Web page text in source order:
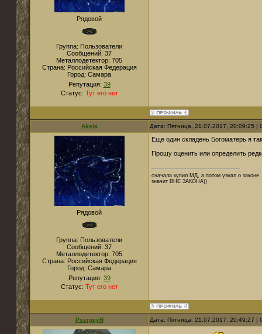
Рядовой
Группа: Пользователи
Сообщений: 37
Металлодетектор: 705
Страна: Российская Федерация
Город: Самара
Репутация: 39
Статус: Тут его нет
Akela Дата: Пятница, 21.07.2017, 20:09:25
Рядовой
Группа: Пользователи
Сообщений: 37
Металлодетектор: 705
Страна: Российская Федерация
Город: Самара
Репутация: 39
Статус: Тут его нет
Еще один складень Богоматерь я
Прошу оценить или определить
сначала купил МД, а потом узнал о законе.
значит ВНЕ ЗАКОНА))
PsergeyN Дата: Пятница, 21.07.2017, 20:49:27